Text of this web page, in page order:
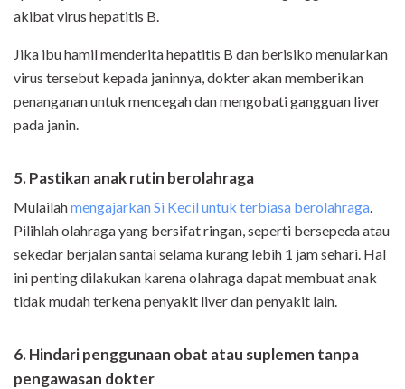
akibat virus hepatitis B.
Jika ibu hamil menderita hepatitis B dan berisiko menularkan
virus tersebut kepada janinnya, dokter akan memberikan
penanganan untuk mencegah dan mengobati gangguan liver
pada janin.
5. Pastikan anak rutin berolahraga
Mulailahmengajarkan Si Kecil untuk terbiasa berolahraga
Pilihlah olahraga yang bersifat ringan, seperti bersepeda atau
sekedar berjalan santai selama kurang lebih 1 jam sehari. Hal
ini penting dilakukan karena olahraga dapat membuat anak
tidak mudah terkena penyakit liver dan penyakit lain.
6. Hindari penggunaan obat atau suplemen tanpa
pengawasan dokter